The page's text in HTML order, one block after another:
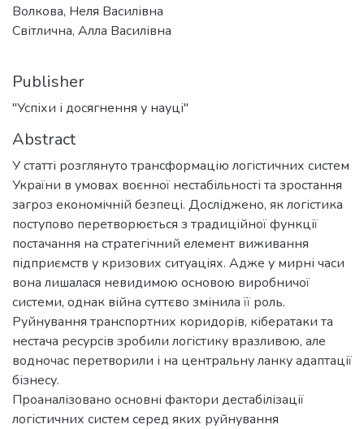
Волкова, Неля Василівна
Світлична, Алла Василівна
Publisher
"Успіхи і досягнення у науці"
Abstract
У статті розглянуто трансформацію логістичних систем
України в умовах воєнної нестабільності та зростання
загроз економічній безпеці. Досліджено, як логістика
поступово перетворюється з традиційної функції
постачання на стратегічний елемент виживання
підприємств у кризових ситуаціях. Адже у мирні часи
вона лишалася невидимою основою виробничої
системи, однак війна суттєво змінила її роль.
Руйнування транспортних коридорів, кібератаки та
нестача ресурсів зробили логістику вразливою, але
водночас перетворили і на центральну ланку адаптації
бізнесу.
Проаналізовано основні фактори дестабілізації
логістичних систем серед яких руйнування